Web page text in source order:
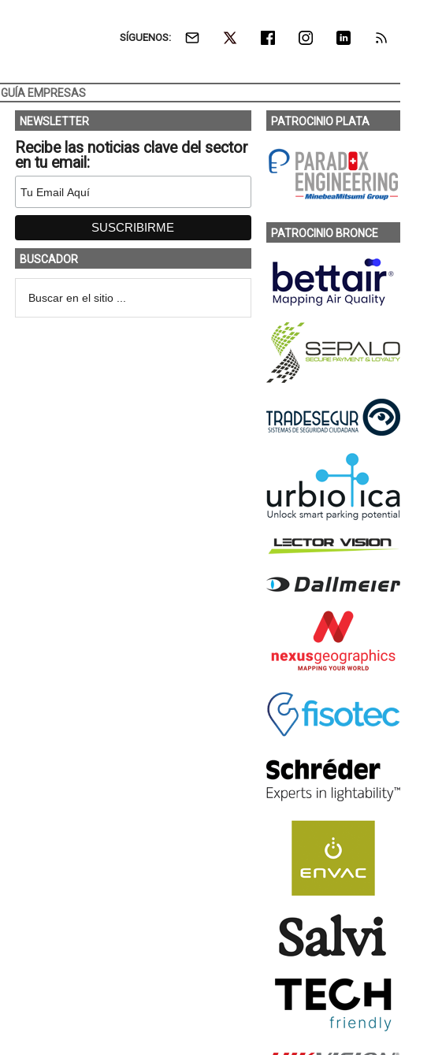
SÍGUENOS:
GUÍA EMPRESAS
NEWSLETTER
Recibe las noticias clave del sector
en tu email:
BUSCADOR
PATROCINIO PLATA
PATROCINIO BRONCE